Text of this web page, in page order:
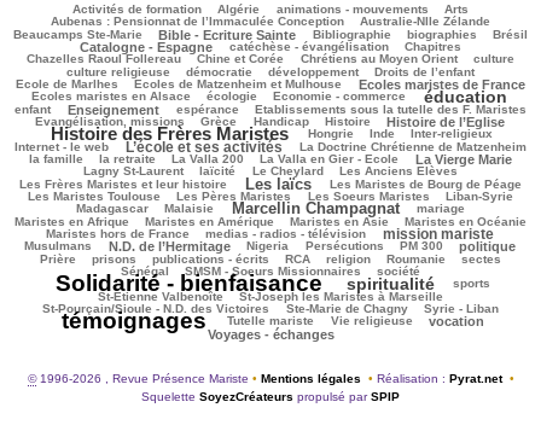
Activités de formation Algérie animations - mouvements Arts
Aubenas : Pensionnat de l’Immaculée Conception
50/3625 Australie-Nlle Zélande
85/3625
Beaucamps Ste-Marie
967/3625 Bible - Ecriture Sainte
95/3625 Bibliographie
620/3625 biographies
134/3625 Brésil
907/3625
Catalogne - Espagne catéchèse - évangélisation Chapitres
Chazelles Raoul Follereau
141/3625 Chine et Corée
253/3625 Chrétiens au Moyen Orient
551/3625 culture
46/3625
culture religieuse
démocratie développement Droits de l’enfant
Ecole de Marlhes
148/3625 Ecoles de Matzenheim et Mulhouse
990/3625 Ecoles maristes de France
273/3625
Ecoles maristes en Alsace
632/3625 écologie
214/3625 Economie - commerce
2104/3625 éducation
189/3625
enfant
1103/3625 Enseignement
285/3625 espérance
61/3625 Etablissements sous la tutelle des F. Maristes
344/3625
Evangélisation, missions
727/3625 Grèce
177/3625 Handicap
302/3625 Histoire
906/3625 Histoire de l’Eglise
2404/3625
Histoire des Frères Maristes
157/3625 Hongrie Inde
238/3625 Inter-religieux
258/3625
Internet - le web
1320/3625 L’école et ses activités
67/3625 La Doctrine Chrétienne de Matzenheim
415/3625
la famille
131/3625 la retraite
67/3625 La Valla 200
91/3625 La Valla en Gier - Ecole
793/3625 La Vierge Marie
493/3625
Lagny St-Laurent
laïcité Le Cheylard Les Anciens Elèves
Les Frères Maristes et leur histoire
1685/3625 Les laïcs
703/3625 Les Maristes de Bourg de Péage
299/3625
Les Maristes Toulouse
554/3625 Les Pères Maristes
496/3625 Les Soeurs Maristes
146/3625 Liban-Syrie
200/3625
Madagascar
Malaisie Marcellin Champagnat mariage
Maristes en Afrique
375/3625 Maristes en Amérique
404/3625 Maristes en Asie
127/3625 Maristes en Océanie
455/3625
Maristes hors de France
392/3625 medias - radios - télévision
1418/3625 mission mariste
120/3625
Musulmans
1174/3625 N.D. de l’Hermitage
28/3625 Nigeria
219/3625 Persécutions
218/3625 PM 300
981/3625 politique
204/3625
Prière
125/3625 prisons
338/3625 publications - écrits
198/3625 RCA
357/3625 religion
112/3625 Roumanie
50/3625 sectes
50/3625
Sénégal
SMSM - Soeurs Missionnaires société
Solidarité - bienfaisance
2204/3625 spiritualité
346/3625 sports
313/3625
St-Etienne Valbenoîte
St-Joseph les Maristes à Marseille
St-Pourçain/Sioule - N.D. des Victoires
59/3625 Ste-Marie de Chagny
18/3625 Syrie - Liban
3625/3625
témoignages Tutelle mariste Vie religieuse vocation
Voyages - échanges
©1996-2026 , Revue Présence Mariste • Mentions légales • Réalisation : Pyrat.net •
Squelette SoyezCréateurs propulsé parSPIP